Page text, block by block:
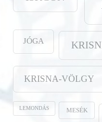
JÓGA
KRISNA-VÖLGY
LEMONDÁS MESÉK